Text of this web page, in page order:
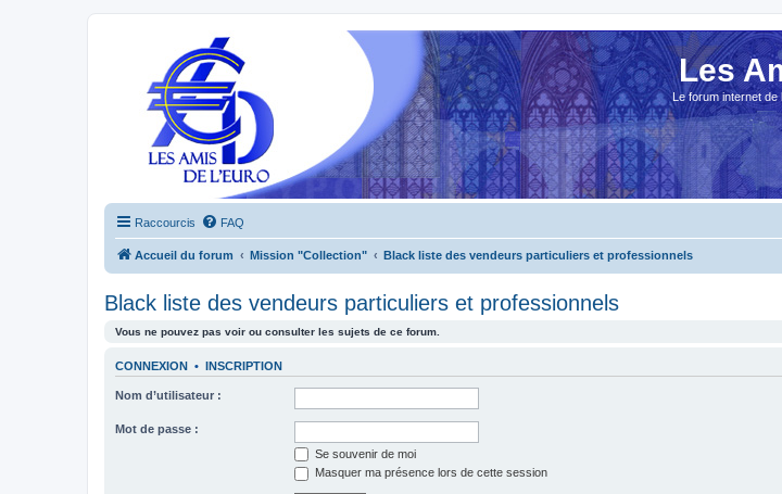
Les
Le forum internet
Raccourcis FAQ
Accueil du forum Mission "Collection" Black liste des vendeurs particuliers et professionnels
Black liste des vendeurs particuliers et professionnels
Vous ne pouvez pas voir ou consulter les sujets de ce forum.
CONNEXION • INSCRIPTION
Nom d’utilisateur :
Mot de passe :
Se souvenir de moi
Masquer ma présence lors de cette session